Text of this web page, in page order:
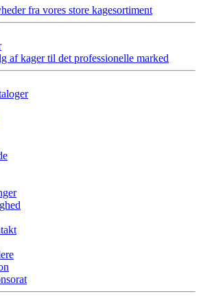
fra vores store kagesortiment
af kager til det professionelle marked